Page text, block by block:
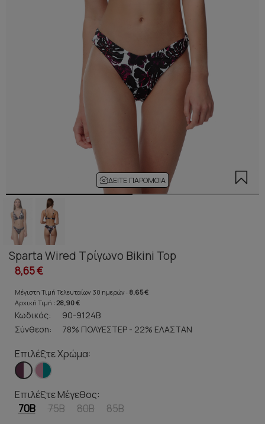
ΔΕΊΤΕ ΠΑΡΌΜΟΙΑ
Sparta Wired Τρίγωνο Bikini Top
8,65 €
Μέγιστη Τιμή Τελευταίων 30 ημερών : 8,65 €
Αρχική Τιμή : 28,90 €
Κωδικός:
90-9124B
Σύνθεση:
78% ΠΟΛΥΕΣΤΕΡ - 22% ΕΛΑΣΤΑΝ
Επιλέξτε Χρώμα:
Επιλέξτε Μέγεθος:
70B 75B 80B 85B